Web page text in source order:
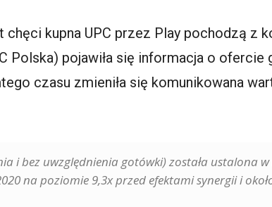
kupna UPC przez Play pochodzą z
Polska) pojawiła się informacja o ofercie
czasu zmieniła się komunikowana
i bez uwzględnienia gotówki) została ustalona
na poziomie 9,3x przed efektami synergii i